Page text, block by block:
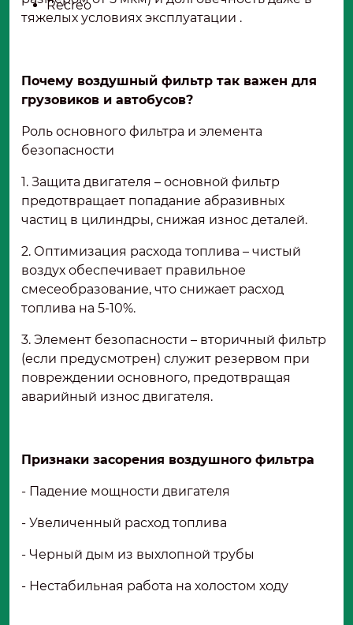
Recreo
тяжелых условиях эксплуатации .
Почему воздушный фильтр так важен для
грузовиков и автобусов?
Роль основного фильтра и элемента
безопасности
1. Защита двигателя – основной фильтр
предотвращает попадание абразивных
частиц в цилиндры, снижая износ деталей.
2. Оптимизация расхода топлива – чистый
воздух обеспечивает правильное
смесеобразование, что снижает расход
топлива на 5-10%.
3. Элемент безопасности – вторичный фильтр
(если предусмотрен) служит резервом при
повреждении основного, предотвращая
аварийный износ двигателя.
Признаки засорения воздушного фильтра
- Падение мощности двигателя
- Увеличенный расход топлива
- Черный дым из выхлопной трубы
- Нестабильная работа на холостом ходу